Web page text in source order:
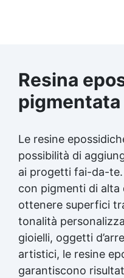
dettagliati
complessi
dettagliati
Gomma siliconica
per oggetti
dettagli Gomma
Gomma
Gomma
siliconica ad
siliconica per
siliconica per
modelli resistenti
e tempi di
al silicone
bicomponente
silicone In quanto
Resina
pigmentata
Le resine
possibilità di
ai progetti fai-da-te.
con pigmenti di alta
ottenere superfici
tonalità
gioielli, oggetti
artistici, le resine
garantiscono